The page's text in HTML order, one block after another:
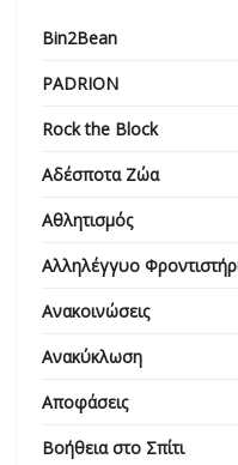
Bin2Bean
PADRION
Rock the Block
Αδέσποτα Ζώα
Αθλητισμός
Αλληλέγγυο
Ανακοινώσεις
Ανακύκλωση
Αποφάσεις
Βοήθεια στο Σπίτι